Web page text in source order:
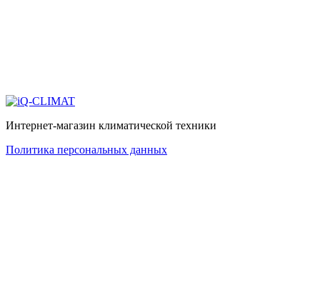
Интернет-магазин климатической техники
Политика персональных данных